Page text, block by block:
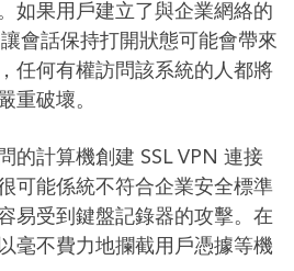
如果用戶建立了與企業網絡的
會話保持打開狀態可能會帶來
任何有權訪問該系統的人都將
重破壞。
的計算機創建 SSL VPN 連接
可能係統不符合企業安全標準
易受到鍵盤記錄器的攻擊。在
毫不費力地攔截用戶憑據等機